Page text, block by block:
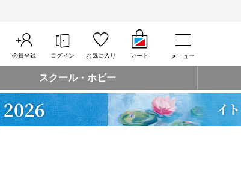
会員登録 ログイン お気に入り カート メニュー
スクール・ホビー